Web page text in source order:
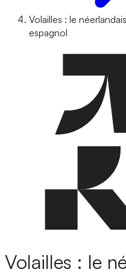
Volailles : le
espagnol
Volailles : le